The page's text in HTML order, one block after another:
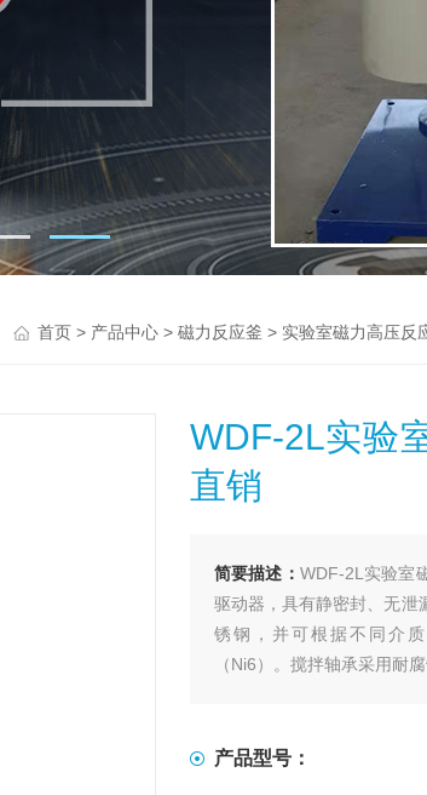
首页> 产品中心> 磁力反应釜 > 实验室磁力高压反
WDF-2L实验
直销
简要描述： WDF-2L实验室
驱动器，具有静密封、无泄
锈钢，并可根据不同介
（Ni6）。搅拌轴承采用耐
产品型号：